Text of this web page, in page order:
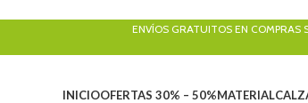
ENVÍOS GRATUITOS EN COMPRAS
INICIOOFERTAS 30% – 50%MATERIAL